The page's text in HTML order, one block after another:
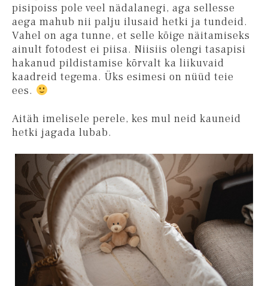
pisipoiss pole veel nädalanegi, aga sellesse
aega mahub nii palju ilusaid hetki ja tundeid.
Vahel on aga tunne, et selle kõige näitamiseks
ainult fotodest ei piisa. Niisiis olengi tasapisi
hakanud pildistamise kõrvalt ka liikuvaid
kaadreid tegema. Üks esimesi on nüüd teie
ees.
Aitäh imelisele perele, kes mul neid kauneid
hetki jagada lubab.